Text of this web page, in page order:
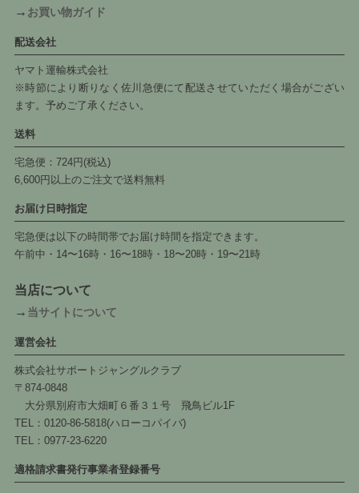
→ お買い物ガイド
配送会社
ヤマト運輸株式会社
※時節により断りなく佐川急便にて配送させていただく場合がござい
ます。予めご了承ください。
送料
宅急便：724円(税込)
6,600円以上のご注文で送料無料
お届け日時指定
宅急便は以下の時間帯でお届け時間を指定できます。
午前中・14〜16時・16〜18時・18〜20時・19〜21時
当店について
→ 当サイトについて
運営会社
株式会社サポートジャングルクラブ
〒874-0848
大分県別府市大畑町６番３１号 飛鳥ビル1F
TEL：0120-86-5818(ハローコパイバ)
TEL：0977-23-6220
適格請求書発行事業者登録番号